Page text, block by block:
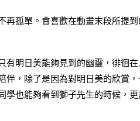
孤單。會喜歡在動畫末段所提到
明日美能夠見到的幽靈，徘徊
伴，除了是因為對明日美的欣賞
學也能夠看到獅子先生的時候，